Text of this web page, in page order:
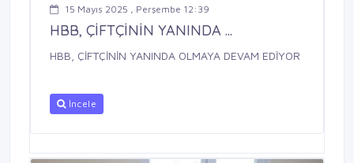
15 Mayıs 2025 , Perşembe 12:39
HBB, ÇİFTÇİNİN YANINDA ...
HBB, ÇİFTÇİNİN YANINDA OLMAYA DEVAM EDİYOR
İncele